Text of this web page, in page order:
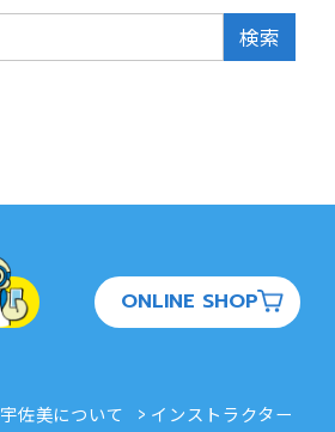
検索
ONLINE SHOP
宇佐美について
インストラクター